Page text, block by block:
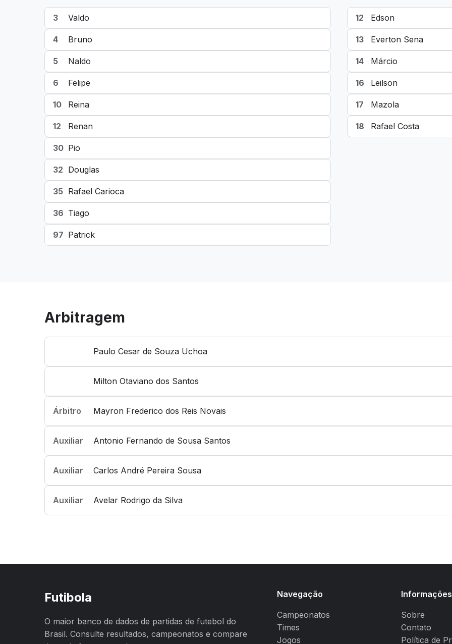
3 Valdo
4 Bruno
5 Naldo
6 Felipe
10 Reina
12 Renan
30 Pio
32 Douglas
35 Rafael Carioca
36 Tiago
97 Patrick
12 Edson
13 Everton Sena
14 Márcio
16 Leilson
17 Mazola
18 Rafael Costa
Arbitragem
Paulo Cesar de Souza Uchoa
Milton Otaviano dos Santos
Árbitro Mayron Frederico dos Reis Novais
Auxiliar Antonio Fernando de Sousa Santos
Auxiliar Carlos André Pereira Sousa
Auxiliar Avelar Rodrigo da Silva
Futibola
O maior banco de dados de partidas de futebol do
Brasil. Consulte resultados, campeonatos e compare
Navegação
Campeonatos
Times
Jogos
Informações
Sobre
Contato
Política de